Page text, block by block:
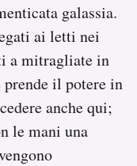
galassia.
ai letti nei
a mitragliate in
prende il potere in
anche qui;
le mani una